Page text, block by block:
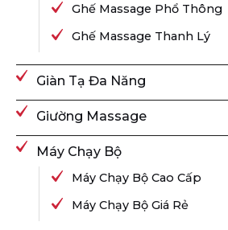
Ghế Massage Phổ Thông
Ghế Massage Thanh Lý
Giàn Tạ Đa Năng
Giường Massage
Máy Chạy Bộ
Máy Chạy Bộ Cao Cấp
Máy Chạy Bộ Giá Rẻ